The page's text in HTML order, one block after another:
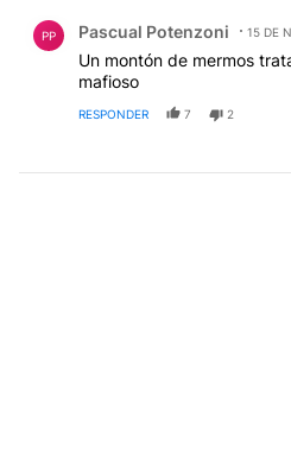
PP Pascual Potenzoni 15 DE
Un montón de mermos
mafioso
RESPONDER 7 2